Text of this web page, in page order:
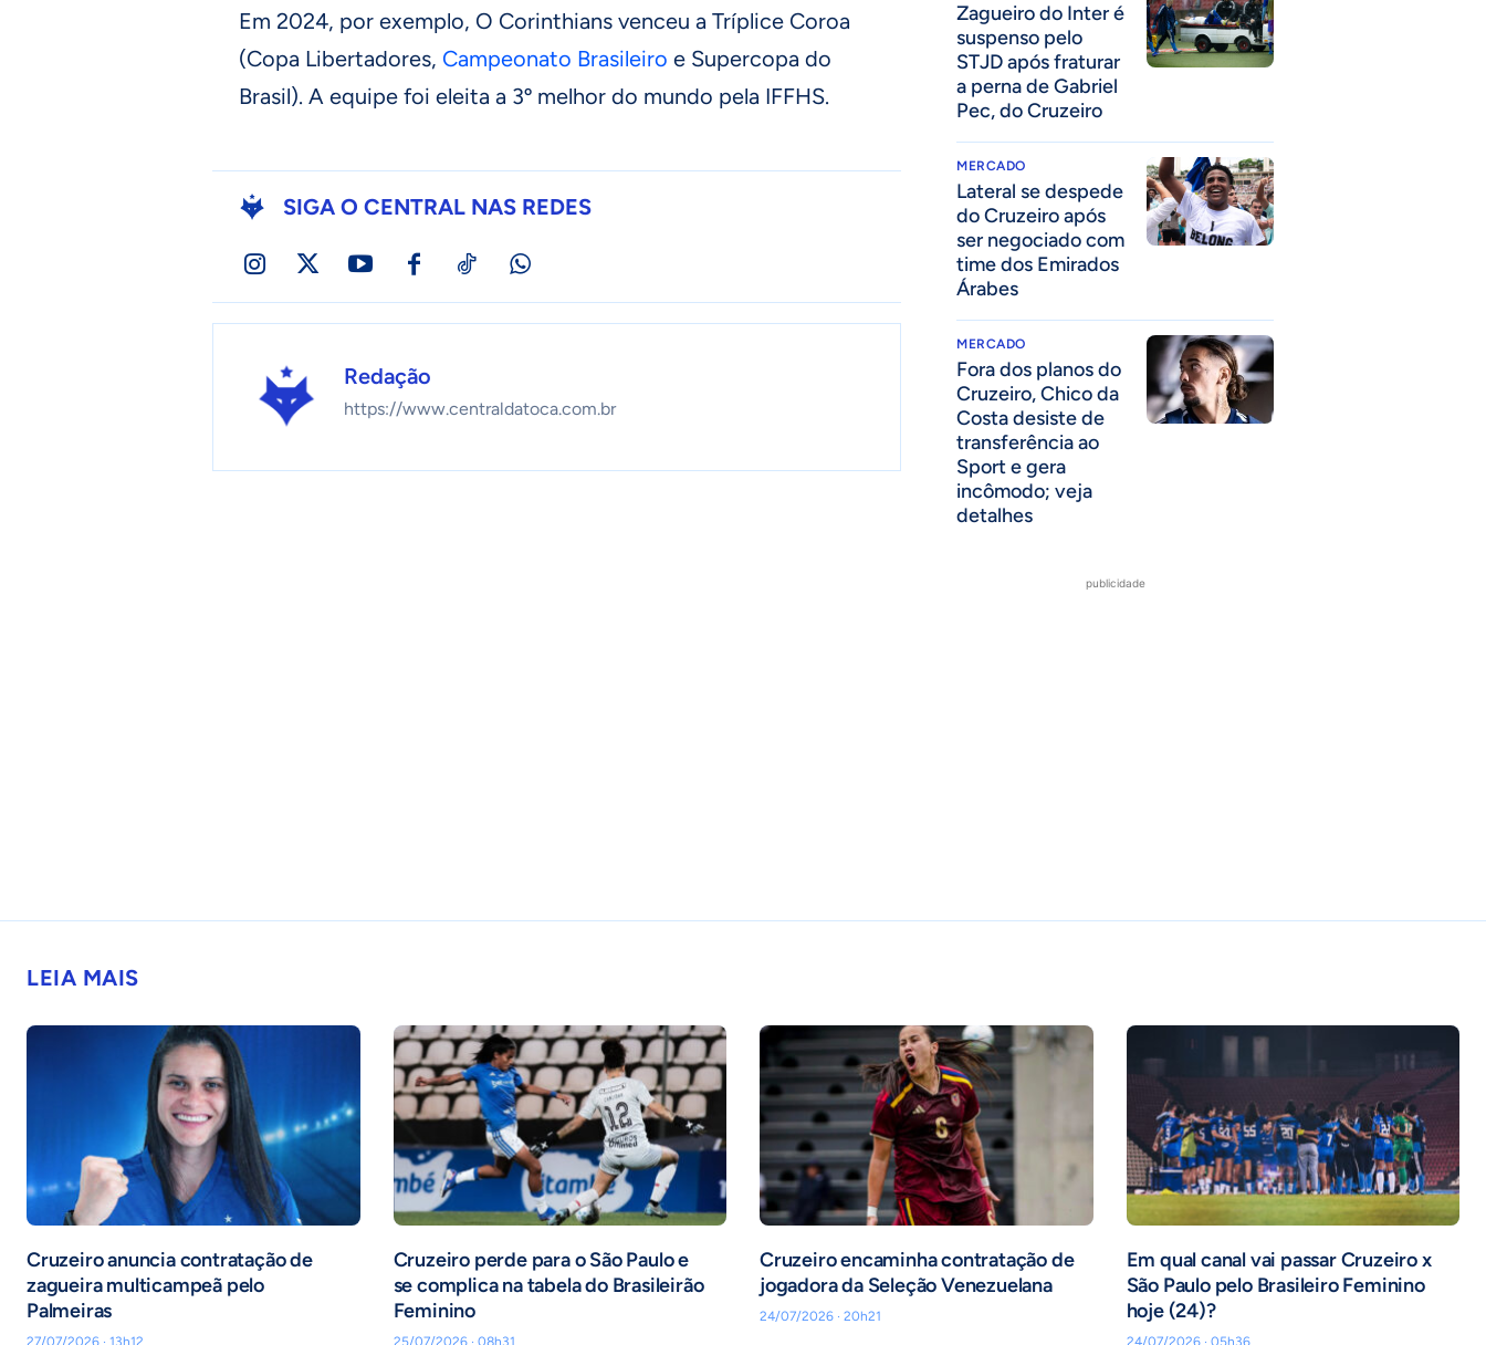
Em 2024, por exemplo, O Corinthians venceu a Tríplice Coroa
(Copa Libertadores, Campeonato Brasileiro e Supercopa do
Brasil). A equipe foi eleita a 3º melhor do mundo pela IFFHS.
SIGA O CENTRAL NAS REDES
Redação
https://www.centraldatoca.com.br
Zagueiro do Inter é
suspenso pelo
STJD após fraturar
a perna de Gabriel
Pec, do Cruzeiro
MERCADO
Lateral se despede
do Cruzeiro após
ser negociado com
time dos Emirados
Árabes
MERCADO
Fora dos planos do
Cruzeiro, Chico da
Costa desiste de
transferência ao
Sport e gera
incômodo; veja
detalhes
publicidade
LEIA MAIS
Cruzeiro anuncia contratação de
zagueira multicampeã pelo
Palmeiras
27/07/2026 · 13h12
Cruzeiro perde para o São Paulo e
se complica na tabela do Brasileirão
Feminino
25/07/2026 · 08h31
Cruzeiro encaminha contratação de
jogadora da Seleção Venezuelana
24/07/2026 · 20h21
Em qual canal vai passar Cruzeiro x
São Paulo pelo Brasileiro Feminino
hoje (24)?
24/07/2026 · 05h36